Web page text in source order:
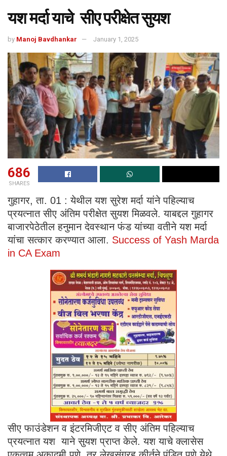
यश मर्दा याचे सीए परीक्षेत सुयश
by Manoj Bavdhankar January 1, 2025
686
SHARES
गुहागर, ता. 01 : येथील यश सुरेश मर्दा यांने पहिल्याच
प्रयत्नात सीए अंतिम परीक्षेत सुयश मिळवले. याबद्दल गुहागर
बाजारपेठेतील हनुमान देवस्थान फंड यांच्या वतीने यश मर्दा
यांचा सत्कार करण्यात आला. Success of Yash Marda
in CA Exam
सीए फाउंडेशन व इंटरमिजीएट व सीए अंतिम पहिल्याच
प्रयत्नात यश याने सुयश प्राप्त केले. यश याचे क्लासेस